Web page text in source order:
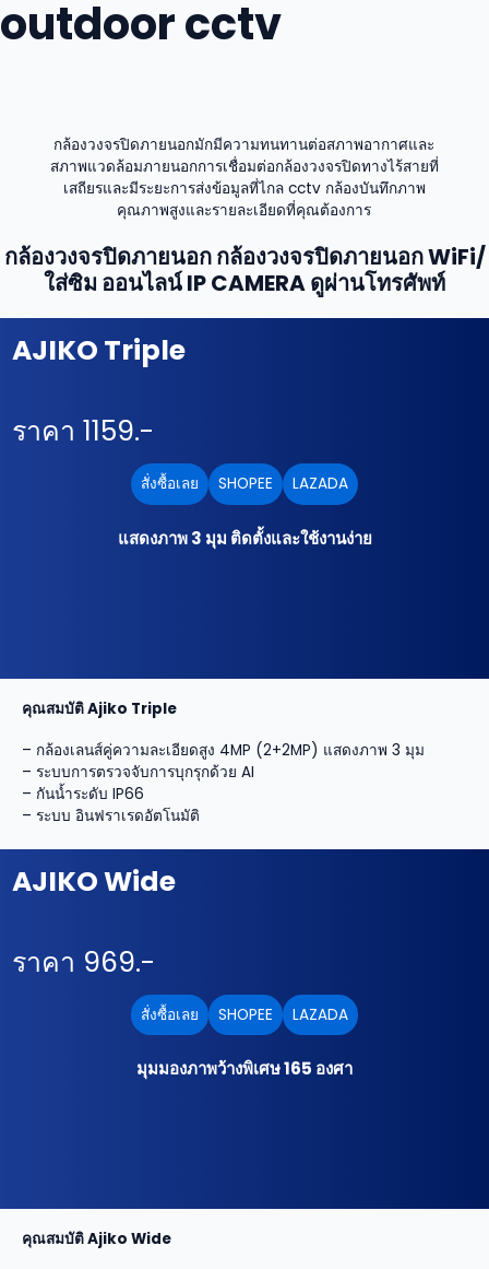
Skip
to
outdoor cctv
กล้องวงจรปิดภายนอกมักมีความทนทานต่อสภาพอากาศและ
สภาพแวดล้อมภายนอกการเชื่อมต่อกล้องวงจรปิดทางไร้สายที่
เสถียรและมีระยะการส่งข้อมูลที่ไกล cctv กล้องบันทึกภาพ
คุณภาพสูงและรายละเอียดที่คุณต้องการ
กล้องวงจรปิดภายนอก กล้องวงจรปิดภายนอก WiFi/
ใส่ซิม ออนไลน์ IP CAMERA ดูผ่านโทรศัพท์
AJIKO Triple
ราคา 1159.-
สั่งซื้อเลย SHOPEE LAZADA
แสดงภาพ 3 มุม ติดตั้งและใช้งานง่าย
คุณสมบัติ Ajiko Triple
– กล้องเลนส์คู่ความละเอียดสูง 4MP (2+2MP) แสดงภาพ 3 มุม
– ระบบการตรวจจับการบุกรุกด้วย AI
– กันน้ำระดับ IP66
– ระบบ อินฟราเรดอัตโนมัติ
AJIKO Wide
ราคา 969.-
สั่งซื้อเลย SHOPEE LAZADA
มุมมองภาพว้างพิเศษ 165 องศา
คุณสมบัติ Ajiko Wide